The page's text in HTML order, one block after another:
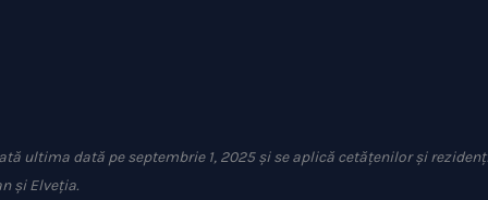
ultima dată pe septembrie 1, 2025 și se aplică cetățenilor și
și Elveția.